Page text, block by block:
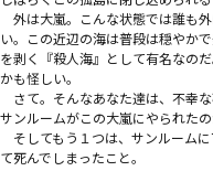
外は大嵐。こんな状態では誰も
い。この近辺の海は普段は穏やか
を剥く『殺人海』として有名なの
かも怪しい。
さて。そんなあなた達は、不幸
サンルームがこの大嵐にやられた
そしてもう１つは、サンルーム
て死んでしまったこと。